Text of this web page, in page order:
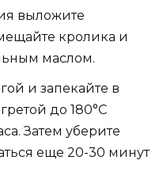
выложите
кролика и
маслом.
и запекайте в
до 180°C
Затем уберите
еще 20-30 минут